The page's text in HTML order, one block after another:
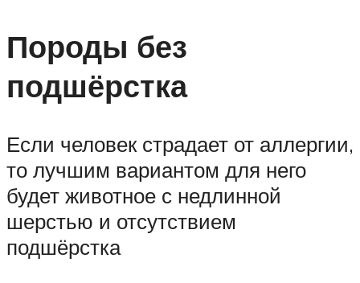
Породы без
подшёрстка
Если человек страдает от аллергии,
то лучшим вариантом для него
будет животное с недлинной
шерстью и отсутствием
подшёрстка